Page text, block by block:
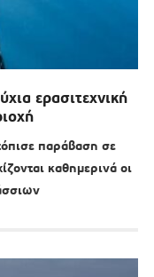
ερασιτεχνική
παράβαση σε
καθημερινά οι